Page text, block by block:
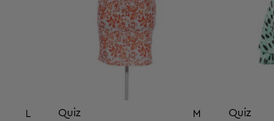
Quiz M Quiz